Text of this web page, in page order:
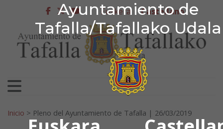
Ayuntamiento de
Tafalla/Tafallako Udala
Ir al contenido
Ayuntamiento de
facebook
twitter
youtube
Euskera Castellano
Search for:
Inicio > Pleno del Ayuntamiento de Tafalla | 26/03/2019